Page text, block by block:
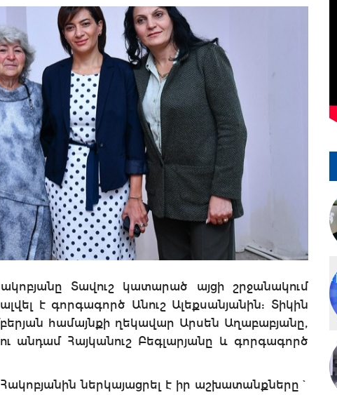
Տավուշ կատարած այցի շրջանակում
է գորգագործ Անուշ Ալեքսանյանին: Տիկին
համայնքի ղեկավար Արսեն Աղաբաբյանը,
անդամ Հայկանուշ Բեգլարյանը և գորգագործ
ներկայացրել է իր աշխատանքները`